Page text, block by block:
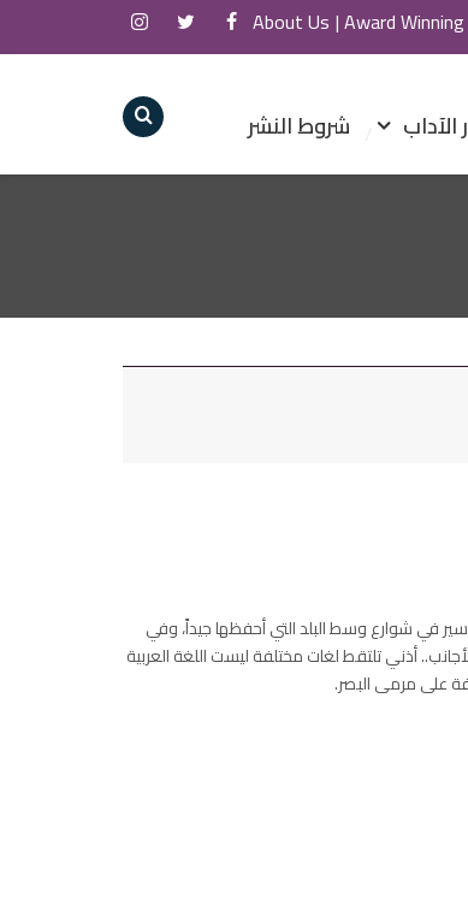
Award Winning
About Us
شروط النشر
في شوارع وسط البلد التي أحفظها جيداً، وفي
أذني تلتقط لغات مختلفة ليست اللغة العربية
على مرمى البصر.